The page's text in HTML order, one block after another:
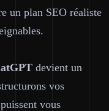
un plan SEO réaliste
devient un
vos
vous